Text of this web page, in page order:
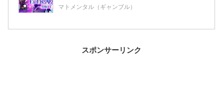
マトメンタル（ギャンブル）
スポンサーリンク